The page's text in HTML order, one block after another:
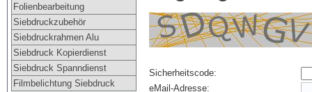
Folienbearbeitung
Siebdruckzubehör
Siebdruckrahmen Alu
Siebdruck Kopierdienst
Siebdruck Spanndienst
Filmbelichtung Siebdruck
Sicherheitscode:
eMail-Adresse: